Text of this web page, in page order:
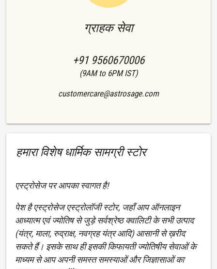
ग्राहक सेवा
+91 9560670006
(9AM to 6PM IST)
customercare@astrosage.com
हमारा विशेष धार्मिक सामग्री स्टोर
एस्ट्रोसेज पर आपका स्वागत है!
पेश है एस्ट्रोसेज एस्ट्रोलॉजी स्टोर, जहाँ आप ऑनलाइन
आध्यात्म एवं ज्योतिष से जुड़े सर्वश्रेष्ठ क्वालिटी के सभी उत्पाद
(यंत्र, माला, रुद्राक्ष, नवग्रह यंत्र आदि) आसानी से ख़रीद
सकते हैं। इसके साथ ही इसकी किफायती ज्योतिषीय सेवाओं के
माध्यम से आप अपनी समस्त समस्याओं और जिज्ञासाओं का